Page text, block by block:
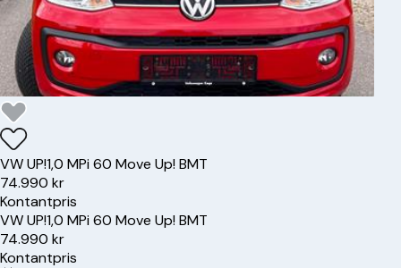
VWUP!1,0 MPi 60 Move Up! BMT
74.990 kr
Kontantpris
VWUP!1,0 MPi 60 Move Up! BMT
74.990 kr
Kontantpris